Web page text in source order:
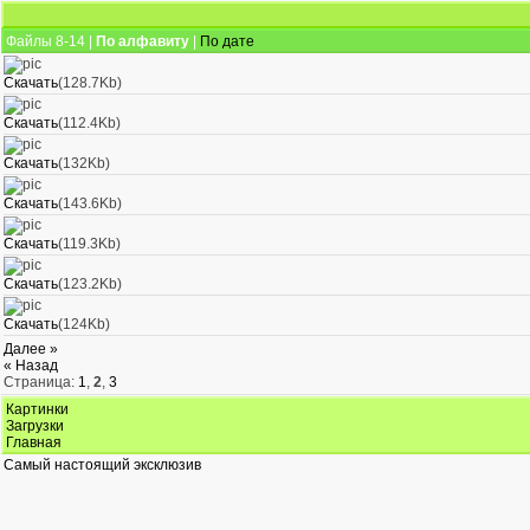
Файлы 8-14 |
По алфавиту По дате
Скачать(128.7Kb)
Скачать(112.4Kb)
Скачать(132Kb)
Скачать(143.6Kb)
Скачать(119.3Kb)
Скачать(123.2Kb)
Скачать(124Kb)
Далее »
« Назад
Страница: 1, 2, 3
Картинки
Загрузки
Главная
Самый настоящий эксклюзив